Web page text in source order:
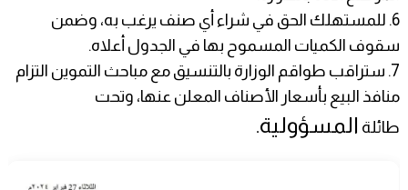
6. للمستهلك الحق في شراء أي صنف يرغب به، وضمن
سقوف الكميات المسموح بها في الجدول أعلاه.
7. ستراقب طواقم الوزارة بالتنسيق مع مباحث التموين التزام
منافذ البيع بأسعار الأصناف المعلن عنها، وتحت
طائلة المسؤولية.